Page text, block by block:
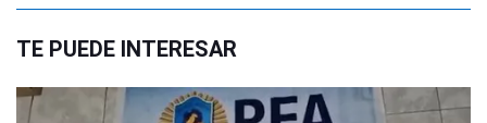
TE PUEDE INTERESAR